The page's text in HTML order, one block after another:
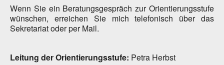
Wenn Sie ein Beratungsgespräch zur Orientierungsstufe
wünschen, erreichen Sie mich telefonisch über das
Sekretariat oder per Mail.
Leitung der Orientierungsstufe: Petra Herbst